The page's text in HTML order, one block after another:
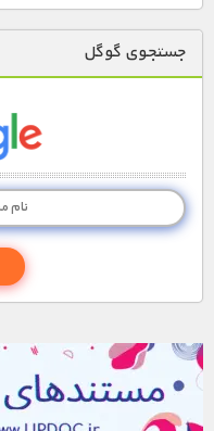
1900 تومان – لوور، بزرگترین موزه هنر جهان (افزودن به سبد خريد)
جستجوی گوگل